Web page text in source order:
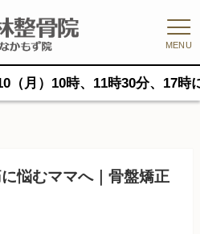
MENU
時、11時30分、17時に空きがあ
悩むママへ｜骨盤矯正